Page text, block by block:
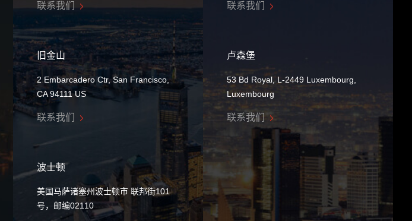
联系我们
旧金山
2 Embarcadero Ctr, San Francisco,
CA 94111 US
联系我们
波士顿
美国马萨诸塞州波士顿市 联邦街101
号，邮编02110
联系我们
卢森堡
53 Bd Royal, L-2449 Luxembourg,
Luxembourg
联系我们